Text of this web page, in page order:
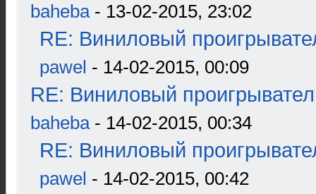
baheba- 13-02-2015, 23:02
RE: Виниловый
pawel - 14-02-2015, 00:09
RE: Виниловый
baheba- 14-02-2015, 00:34
RE: Виниловый
pawel - 14-02-2015, 00:42